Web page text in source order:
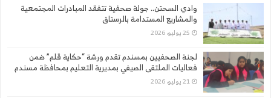
وادي السحتن.. جولة صحفية تتفقد المبادرات المجتمعية
والمشاريع المستدامة بالرستاق
25 يوليو، 2026
لجنة الصحفيين بمسندم تقدم ورشة “حكاية قلم” ضمن
فعاليات الملتقى الصيفي بمديرية التعليم بمحافظة مسندم
21 يوليو، 2026